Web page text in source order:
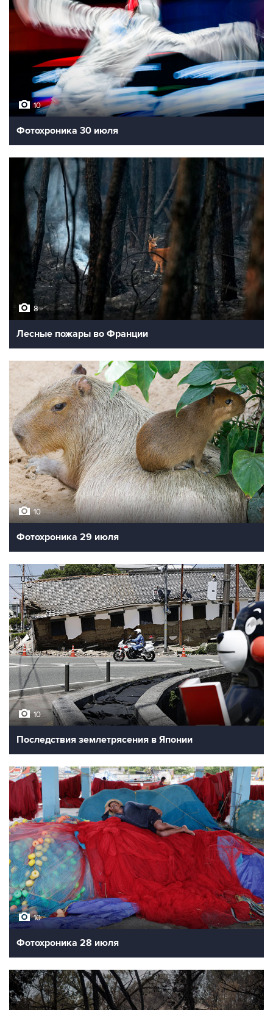
10
Фотохроника 30 июля
8
Лесные пожары во Франции
10
Фотохроника 29 июля
10
Последствия землетрясения в Японии
10
Фотохроника 28 июля